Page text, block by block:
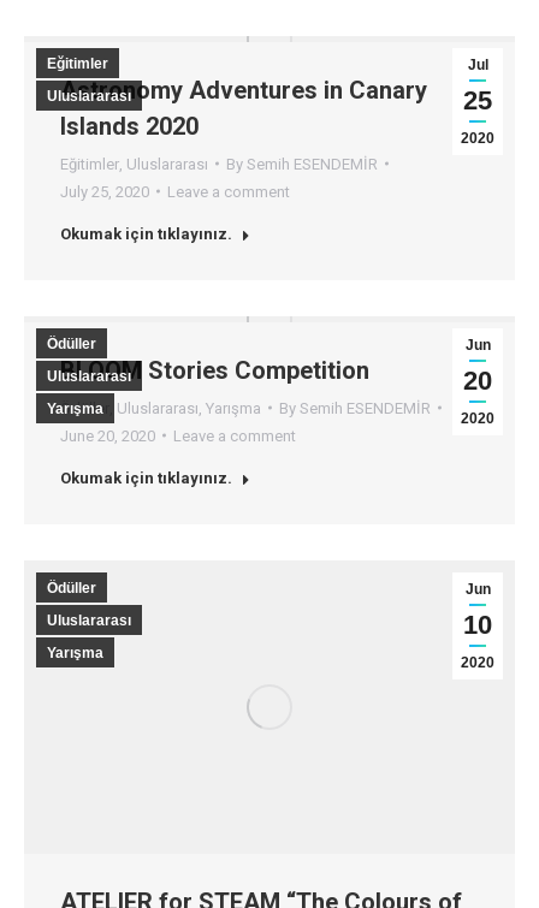
Jul
25
2020
Eğitimler
Uluslararası
Astronomy Adventures in Canary
Islands 2020
Eğitimler Uluslararası By Semih ESENDEMİR
July 25, 2020
Leave a comment
Okumak için tıklayınız.
Jun
20
2020
Ödüller
Uluslararası
Yarışma
BLOOM Stories Competition
Ödüller Uluslararası Yarışma By Semih ESENDEMİR
June 20, 2020
Leave a comment
Okumak için tıklayınız.
Jun
10
2020
Ödüller
Uluslararası
Yarışma